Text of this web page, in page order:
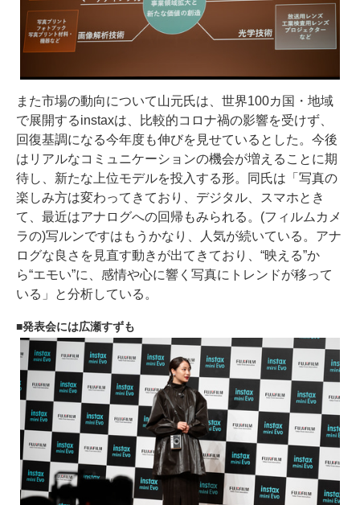
また市場の動向について山元氏は、世界100カ国・地域
で展開するinstaxは、比較的コロナ禍の影響を受けず、
回復基調になる今年度も伸びを見せているとした。今後
はリアルなコミュニケーションの機会が増えることに期
待し、新たな上位モデルを投入する形。同氏は「写真の
楽しみ方は変わってきており、デジタル、スマホとき
て、最近はアナログへの回帰もみられる。(フィルムカメ
ラの)写ルンですはもうかなり、人気が続いている。アナ
ログな良さを見直す動きが出てきており、“映える”か
ら“エモい”に、感情や心に響く写真にトレンドが移って
いる」と分析している。
発表会には広瀬すずも